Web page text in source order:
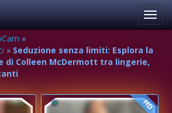
»
» Seduzione senza limiti: Esplora la
di Colleen McDermott tra lingerie,
HD